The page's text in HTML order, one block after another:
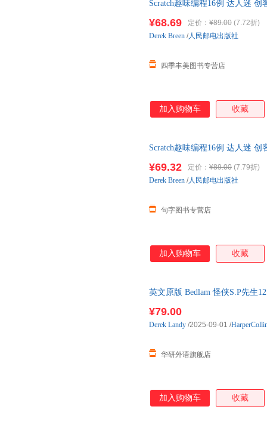
Scratch趣味编程16例 达人迷 创
¥68.69 定价： ¥89.00 (7.72折)
四季丰美图书专营店
Derek Breen /人民邮电出版社
加入购物车 收藏
Scratch趣味编程16例 达人迷 创
¥69.32 定价： ¥89.00 (7.79折)
句字图书专营店
Derek Breen /人民邮电出版社
加入购物车 收藏
英文原版 Bedlam 怪侠S.P先生
¥79.00
华研外语旗舰店
Derek Landy /2025-09-01 /
加入购物车 收藏